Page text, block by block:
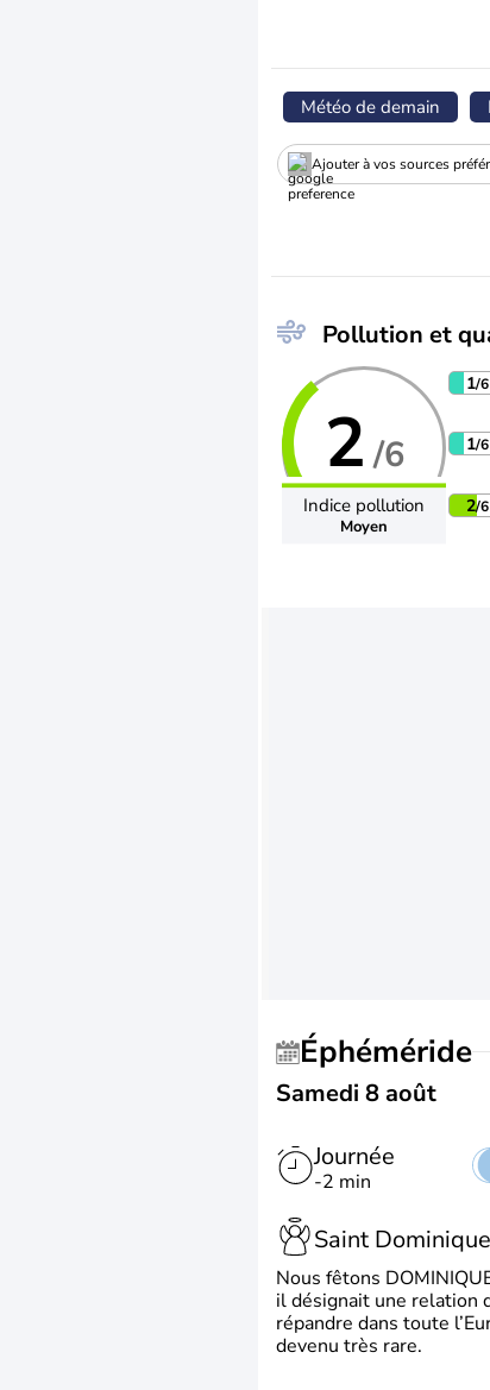
Météo de demain
Ajouter à vos sources
Pollution et
2 /6
Indice pollution
Moyen
1/6
1/6
2/6
Éphéméride
Samedi 8 août
Journée
-2 min
Saint Dominique
Nous fêtons
il désignait une relation
répandre dans toute
devenu très rare.